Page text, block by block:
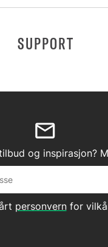
SUPPORT
og inspirasjon?
personvernfor